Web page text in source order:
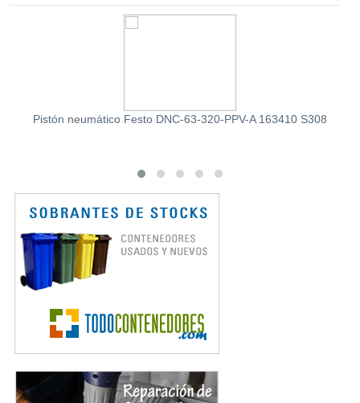
Pistón neumático Festo DNC-63-320-PPV-A 163410 S308